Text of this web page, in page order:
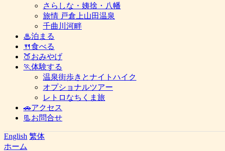
さらしな・姨捨・八幡
旅情 戸倉上山田温泉
千曲川河畔
♨泊まる
🍴食べる
🍑おみやげ
🏃体験する
温泉街歩きとナイトハイク
オプショナルツアー
レトロなちくま旅
🚗アクセス
📃お問合せ
English 繁体
ホーム